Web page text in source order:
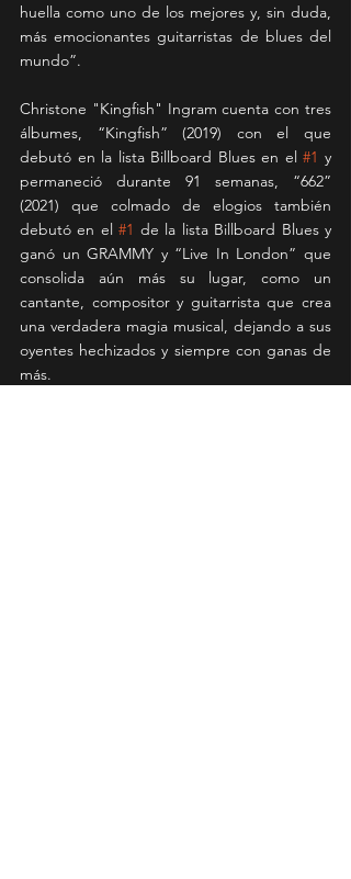
huella como uno de los mejores y, sin duda,
más emocionantes guitarristas de blues del
mundo”.
Christone "Kingfish" Ingram cuenta con tres
álbumes, “Kingfish” (2019) con el que
debutó en la lista Billboard Blues en el #1 y
permaneció durante 91 semanas, “662”
(2021) que colmado de elogios también
debutó en el #1 de la lista Billboard Blues y
ganó un GRAMMY y “Live In London” que
consolida aún más su lugar, como un
cantante, compositor y guitarrista que crea
una verdadera magia musical, dejando a sus
oyentes hechizados y siempre con ganas de
más.